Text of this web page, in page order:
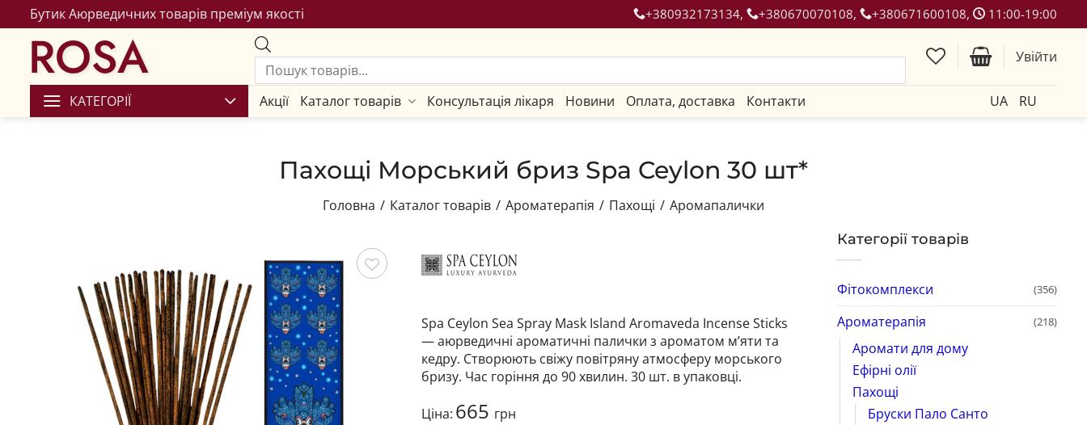
Бутик Аюрведичних товарів преміум якості +380932173134, +380670070108, +380671600108, 11:00-19:00
ROSA Увійти
КАТЕГОРІЇ Акції Каталог товарів Консультація лікаря Новини Оплата, доставка Контакти UA RU
Пахощі Морський бриз Spa Ceylon 30 шт*
Головна / Каталог товарів / Ароматерапія / Пахощі / Аромапалички
Категорії товарів
Фітокомплекси (356)
Ароматерапія (218)
Аромати для дому
Ефірні олії
Пахощі
Бруски Пало Санто
Зберегти
Spa Ceylon Sea Spray Mask Island Aromaveda Incense Sticks
— аюрведичні ароматичні палички з ароматом м’яти та
кедру. Створюють свіжу повітряну атмосферу морського
бризу. Час горіння до 90 хвилин. 30 шт. в упаковці.
Ціна: 665 грн